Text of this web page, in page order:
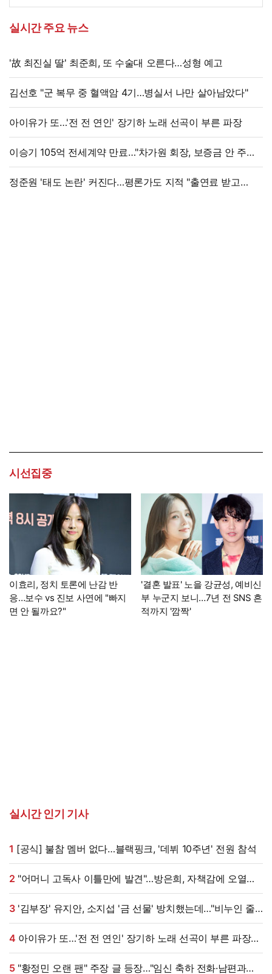
실시간 주요 뉴스
'故 최진실 딸' 최준희, 또 수술대 오른다…성형 예고
김선호 "군 복무 중 혈액암 4기…병실서 나만 살아남았다"
아이유가 또…'전 전 연인' 장기하 노래 선곡이 부른 파장
이승기 105억 전세계약 만료…"차가원 회장, 보증금 안 주면
법적 조치"
정준원 '태도 논란' 커진다…평론가도 지적 "출연료 받고
시선집중
이효리, 정치 토론에 난감 반
응…보수 vs 진보 사연에 "빠지
면 안 될까요?"
'결혼 발표' 노을 강균성, 예비신
부 누군지 보니…7년 전 SNS 흔
적까지 '깜짝'
실시간 인기 기사
1 [공식] 불참 멤버 없다…블랙핑크, '데뷔 10주년' 전원 참석
2
(특종세상)[전일야화]
3'김부장' 유지안, 소지섭 '금 선물' 방치했는데…"비누인 줄,
엄마가 알아봐" (원마이크)
4
[엑's 이슈]
5"황정민 오랜 팬" 주장 글 등장…"임신 축하 전화·남편과